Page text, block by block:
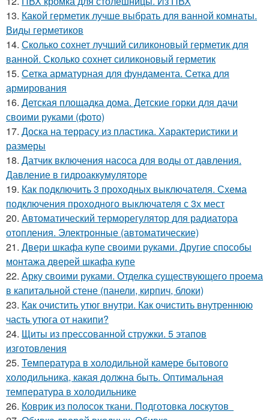
13. Какой герметик лучше выбрать для ванной комнаты.
Виды герметиков
14. Сколько сохнет лучший силиконовый герметик для
ванной. Сколько сохнет силиконовый герметик
15. Сетка арматурная для фундамента. Сетка для
армирования
16. Детская площадка дома. Детские горки для дачи
своими руками (фото)
17. Доска на террасу из пластика. Характеристики и
размеры
18. Датчик включения насоса для воды от давления.
Давление в гидроаккумуляторе
19. Как подключить 3 проходных выключателя. Схема
подключения проходного выключателя с 3х мест
20. Автоматический терморегулятор для радиатора
отопления. Электронные (автоматические)
21. Двери шкафа купе своими руками. Другие способы
монтажа дверей шкафа купе
22. Арку своими руками. Отделка существующего проема
в капитальной стене (панели, кирпич, блоки)
23. Как очистить утюг внутри. Как очистить внутреннюю
часть утюга от накипи?
24. Щиты из прессованной стружки. 5 этапов
изготовления
25. Температура в холодильной камере бытового
холодильника, какая должна быть. Оптимальная
температура в холодильнике
26. Коврик из полосок ткани. Подготовка лоскутов